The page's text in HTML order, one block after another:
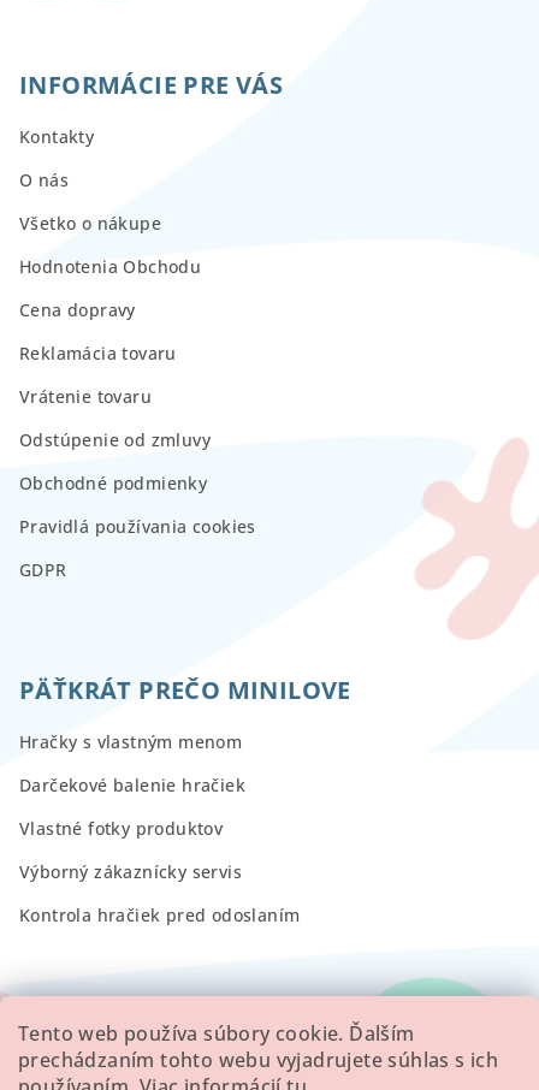
Tento web používa súbory cookie. Ďalším
prechádzaním tohto webu vyjadrujete súhlas s ich
INFORMÁCIE PRE VÁS
Kontakty
O nás
Všetko o nákupe
Hodnotenia Obchodu
Cena dopravy
Reklamácia tovaru
Vrátenie tovaru
Odstúpenie od zmluvy
Obchodné podmienky
Pravidlá používania cookies
GDPR
PÄŤKRÁT PREČO MINILOVE
Hračky s vlastným menom
Darčekové balenie hračiek
Vlastné fotky produktov
Výborný zákaznícky servis
Kontrola hračiek pred odoslaním
RECENZIE